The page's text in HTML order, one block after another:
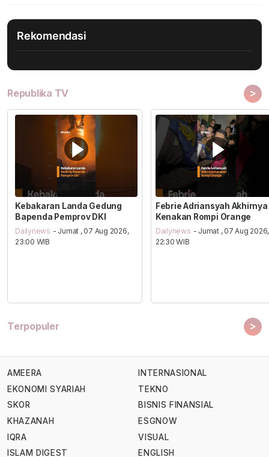
Rekomendasi
Republika TV >
Kebakaran Landa Gedung
Bapenda Pemprov DKI
Dailynews - Jumat , 07 Aug 2026,
23:00 WIB
Febrie Adriansyah Akhirnya
Kenakan Rompi Orange
Dailynews - Jumat , 07 Aug 2026,
22:30 WIB
Terpopuler >
AMEERA
EKONOMI SYARIAH
SKOR
KHAZANAH
IQRA
ISLAM DIGEST
INTERNASIONAL
TEKNO
BISNIS FINANSIAL
ESGNOW
VISUAL
ENGLISH